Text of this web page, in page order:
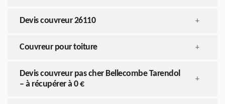
Devis couvreur 26110 +
Couvreur pour toiture +
Devis couvreur pas cher Bellecombe Tarendol
– à récupérer à 0 €
+